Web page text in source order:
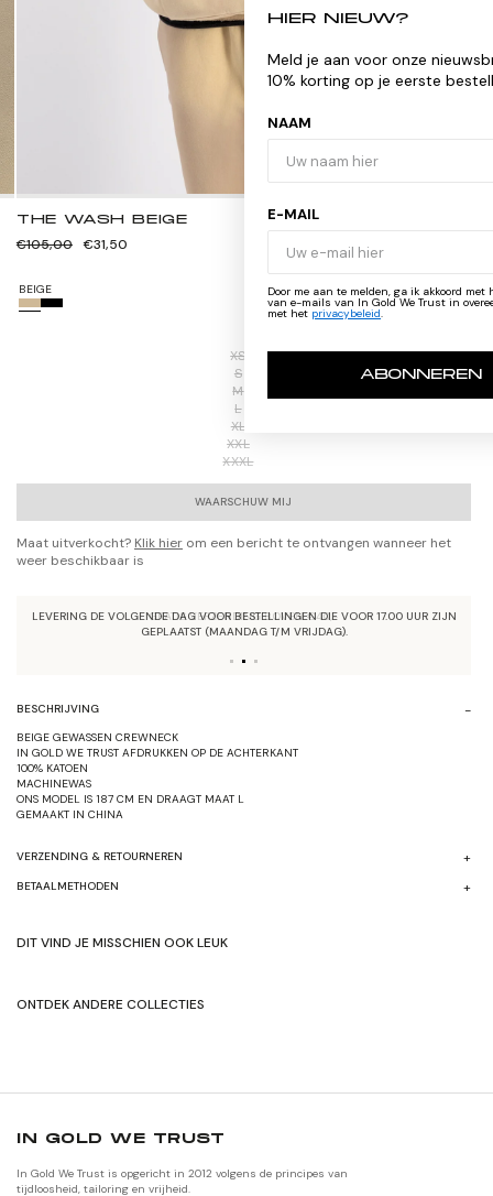
THE WASH BEIGE
Normale
€105,00 Verkoopprijs
€31,50
BEIGE
XS
S
M
L
XL
XXL
XXXL
WAARSCHUW MIJ
Maat uitverkocht? Klik hier om een bericht te ontvangen wanneer het
weer beschikbaar is
LEVERING DE VOLGENDE DAG VOOR BESTELLINGEN DIE VOOR 17.00 UUR ZIJN
GEPLAATST (MAANDAG T/M VRIJDAG).
BESCHRIJVING
BEIGE GEWASSEN CREWNECK
IN GOLD WE TRUST AFDRUKKEN OP DE ACHTERKANT
100% KATOEN
MACHINEWAS
ONS MODEL IS 187 CM EN DRAAGT MAAT L
GEMAAKT IN CHINA
VERZENDING & RETOURNEREN
BETAALMETHODEN
DIT VIND JE MISSCHIEN OOK LEUK
ONTDEK ANDERE COLLECTIES
IN GOLD WE TRUST
In Gold We Trust is opgericht in 2012 volgens de principes van
tijdloosheid, tailoring en vrijheid.
HIER NIEUW?
Meld je aan voor onze nieuwsbrief voor
10% korting op je eerste bestelling
NAAM
E-MAIL
Door me aan te melden, ga ik akkoord met het ontvangen
van e-mails van In Gold We Trust in overeenstemming
privacybeleid.
ABONNEREN